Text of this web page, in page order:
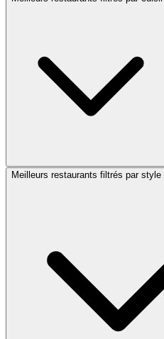
Meilleurs restaurants filtrés par style